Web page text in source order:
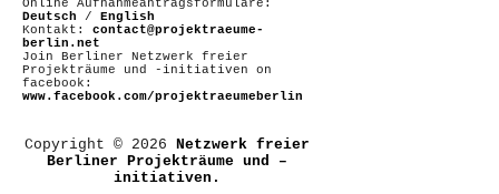
Online Aufnahmeantragsformulare:
Deutsch /
English
Kontakt: contact@projektraeume-
berlin.net
Join Berliner Netzwerk freier
Projekträume und -initiativen on
facebook:
www.facebook.com/projektraeumeberlin
Copyright © 2026 Netzwerk freier
Berliner Projekträume und –
initiativen.